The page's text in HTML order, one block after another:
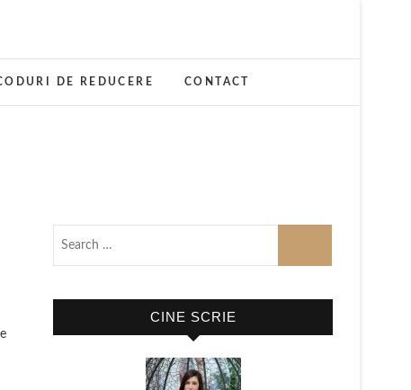
DE REDUCERE CONTACT
CINE SCRIE